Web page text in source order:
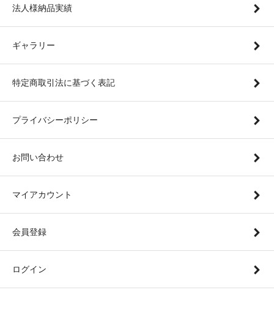
法人様納品実績
ギャラリー
特定商取引法に基づく表記
プライバシーポリシー
お問い合わせ
マイアカウント
会員登録
ログイン